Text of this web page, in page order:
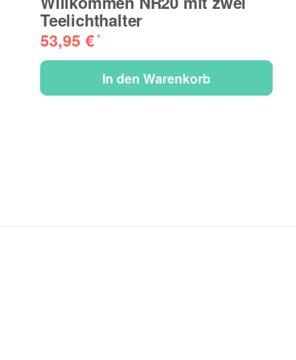
Teelichthalter
53,95 €*
In den Warenkorb